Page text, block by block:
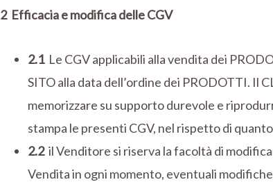
2 Efficacia e modifica delle CGV
2.1 Le CGV applicabili alla vendita dei
SITO alla data dell’ordine dei PRODOTTI. Il
memorizzare su supporto durevole e
stampa le presenti CGV, nel rispetto di
2.2 il Venditore si riserva la facoltà di
Vendita in ogni momento, eventuali